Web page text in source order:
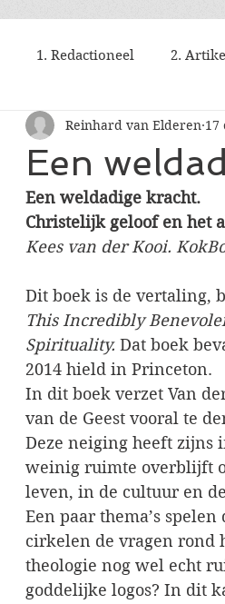
1. Redactioneel 2.
Een
Reinhard van Elderen 17
Een weldadige kracht.
Christelijk geloof en het
Kees van der Kooi.
Dit boek is de vertaling,
This Incredibly
Spirituality. Dat boek
2014 hield in Princeton.
In dit boek verzet Van
van de Geest vooral te
Deze neiging heeft zijns
weinig ruimte overblijft
leven, in de cultuur en
Een paar thema’s
cirkelen de vragen rond
theologie nog wel echt
goddelijke logos? In dit